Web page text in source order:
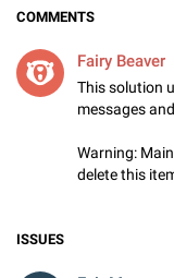
COMMENTS
Fairy Beaver
This solution
messages
Warning:
delete this
ISSUES